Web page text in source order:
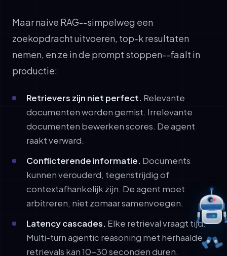
Maar naive RAG--simpelweg een
zoekopdracht uitvoeren, top-k resultaten
nemen, en ze in de prompt stoppen--faalt in
productie:
Retrievers zijn niet perfect. Relevante
documenten worden gemist. Irrelevante
documenten bewerken scores. De agent
raakt verward.
Conflicterende informatie. Documents
kunnen verouderd, tegenstrijdig of
contextafhankelijk zijn. De agent moet
arbitreren, niet zomaar samenvoegen.
Latency cascades. Elke retrieval vraagt tijd.
Multi-turn agentic reasoning met herhaalde
retrievals kan 10-30 seconden duren.